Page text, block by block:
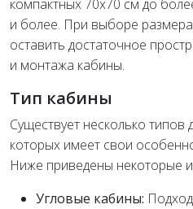
компактных 70х70 см до
и более. При выборе
оставить достаточное
и монтажа кабины.
Тип кабины
Существует несколько
которых имеет свои
Ниже приведены некоторые
Угловые кабины: